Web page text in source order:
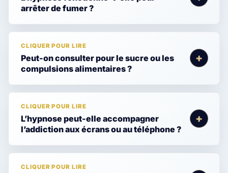
arrêter de fumer ?
Peut-on consulter pour le sucre ou les
compulsions alimentaires ?
L’hypnose peut-elle accompagner
l’addiction aux écrans ou au téléphone ?